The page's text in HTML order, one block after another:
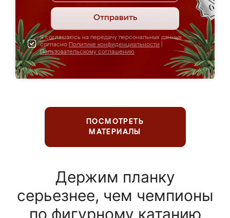
Отправить
Я соглашаюсь на передачу персональных данных
согласно Политике конфиденциальности
Пользовательскому соглашению
ПОСМОТРЕТЬ
МАТЕРИАЛЫ
Держим планку
серьезнее, чем чемпионы
по фигурному катанию